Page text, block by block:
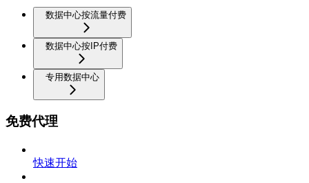
数据中心按流量付费
数据中心按IP付费
专用数据中心
免费代理
快速开始